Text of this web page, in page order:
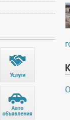
Услуги
Авто
объявления